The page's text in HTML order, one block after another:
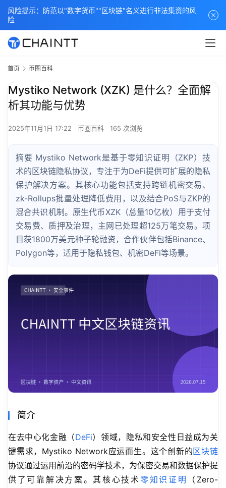
首页 币圈百科
Mystiko Network (XZK) 是什么？全面解
析其功能与优势
2025年11月1日 17:22 币圈百科 165 次浏览
摘要 Mystiko Network是基于零知识证明（ZKP）技
术的区块链隐私协议，专注于为DeFi提供可扩展的隐私
保护解决方案。其核心功能包括支持跨链机密交易、
zk-Rollups批量处理降低费用，以及结合PoS与ZKP的
混合共识机制。原生代币XZK（总量10亿枚）用于支付
交易费、质押及治理，主网已处理超125万笔交易。项
目获1800万美元种子轮融资，合作伙伴包括Binance、
Polygon等，适用于隐私钱包、机密DeFi等场景。
简介
在去中心化金融（DeFi）领域，隐私和安全性日益成为关
键需求，Mystiko Network应运而生。这个创新的区块链
协议通过运用前沿的密码学技术，为保密交易和数据保护提
供了可靠解决方案。其核心技术零知识证明
（Zero-
风险提示：防范以"数字货币""区块链"名义进行非法集资的风
险